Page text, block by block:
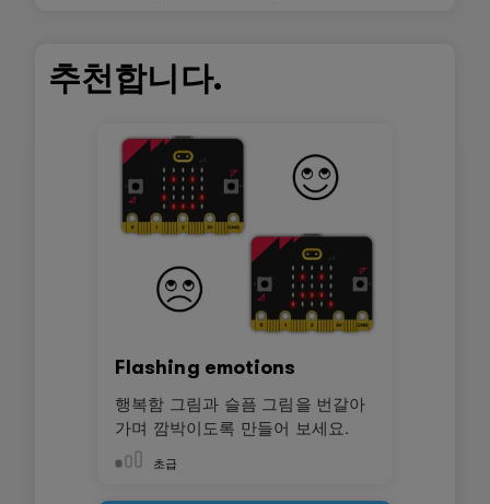
추천합니다.
Flashing emotions
행복함 그림과 슬픔 그림을 번갈아
가며 깜박이도록 만들어 보세요.
초급